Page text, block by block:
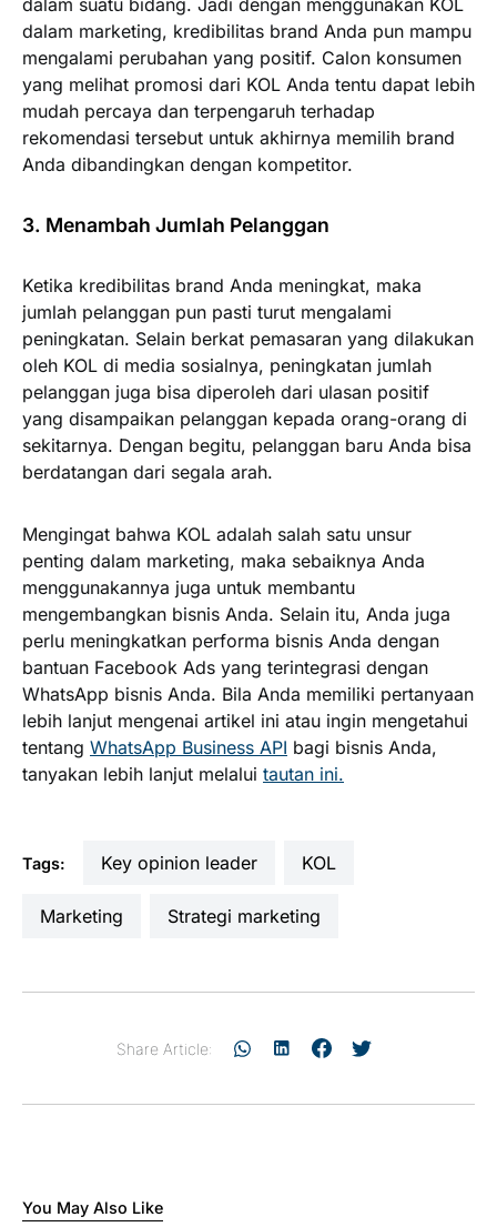
dalam suatu bidang. Jadi dengan menggunakan KOL
dalam marketing, kredibilitas brand Anda pun mampu
mengalami perubahan yang positif. Calon konsumen
yang melihat promosi dari KOL Anda tentu dapat lebih
mudah percaya dan terpengaruh terhadap
rekomendasi tersebut untuk akhirnya memilih brand
Anda dibandingkan dengan kompetitor.
3. Menambah Jumlah Pelanggan
Ketika kredibilitas brand Anda meningkat, maka
jumlah pelanggan pun pasti turut mengalami
peningkatan. Selain berkat pemasaran yang dilakukan
oleh KOL di media sosialnya, peningkatan jumlah
pelanggan juga bisa diperoleh dari ulasan positif
yang disampaikan pelanggan kepada orang-orang di
sekitarnya. Dengan begitu, pelanggan baru Anda bisa
berdatangan dari segala arah.
Mengingat bahwa KOL adalah salah satu unsur
penting dalam marketing, maka sebaiknya Anda
menggunakannya juga untuk membantu
mengembangkan bisnis Anda. Selain itu, Anda juga
perlu meningkatkan performa bisnis Anda dengan
bantuan Facebook Ads yang terintegrasi dengan
WhatsApp bisnis Anda. Bila Anda memiliki pertanyaan
lebih lanjut mengenai artikel ini atau ingin mengetahui
tentang WhatsApp Business API bagi bisnis Anda,
tanyakan lebih lanjut melalui tautan ini.
Tags: key opinion leader KOL
Marketing strategi marketing
Share Article:
You May Also Like